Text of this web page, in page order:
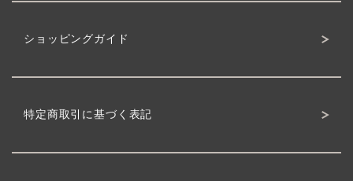
ショッピングガイド
特定商取引に基づく表記